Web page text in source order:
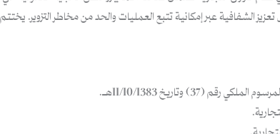
تعزيز الشفافية عبر إمكانية تتبع العمليات والحد من مخاطر
رقم (37) وتاريخ 11/10/1383هـ.